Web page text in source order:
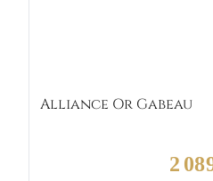
Alliance Or Gabeau
2